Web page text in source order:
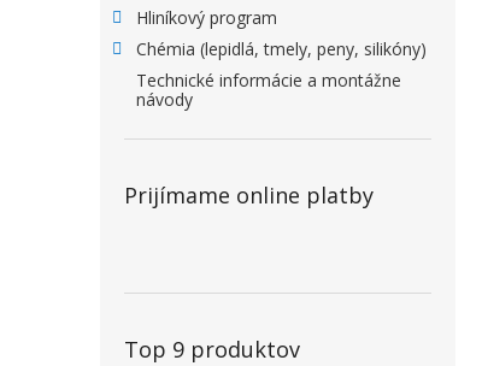
Hliníkový program
Chémia (lepidlá, tmely, peny, silikóny)
Technické informácie a montážne
návody
Prijímame online platby
Top 9 produktov